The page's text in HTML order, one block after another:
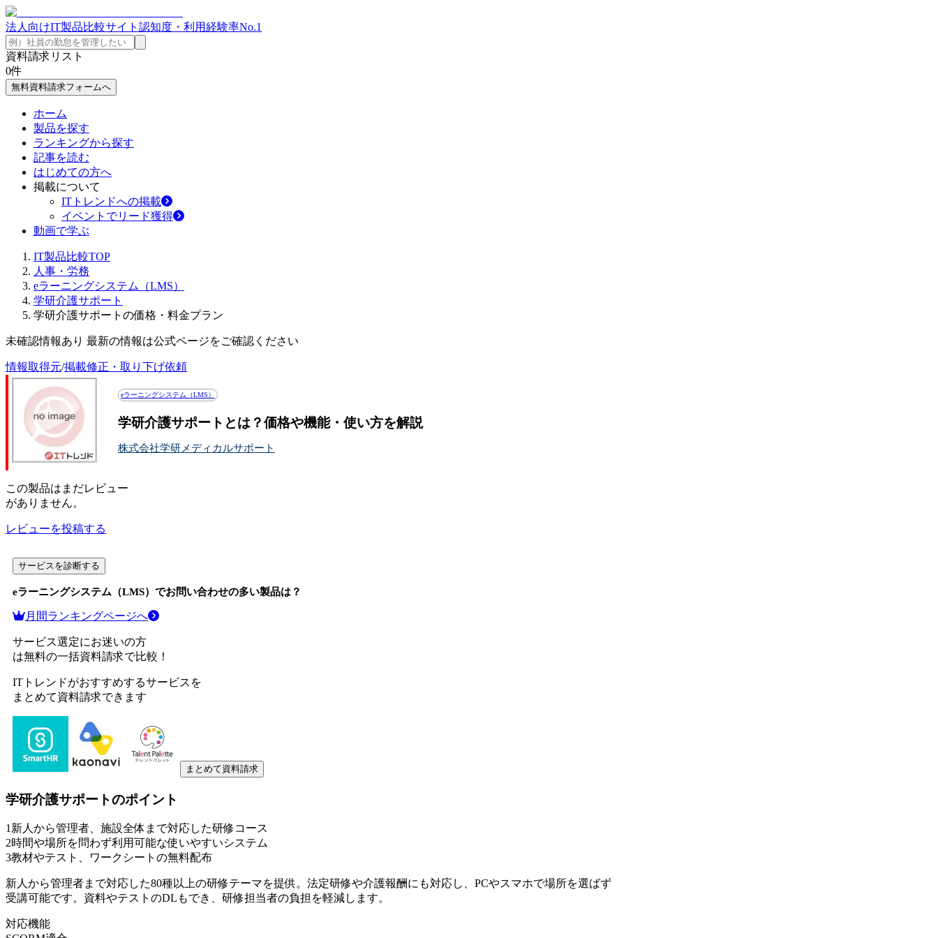
法人向けIT製品比較サイト 認知度・利用経験率No.1
資料請求リスト
0件
無料資料請求フォームへ
ホーム
製品を探す
ランキングから探す
記事を読む
はじめての方へ
掲載について
ITトレンドへの掲載
イベントでリード獲得
動画で学ぶ
IT製品比較TOP
人事・労務
eラーニングシステム（LMS）
学研介護サポート
学研介護サポートの価格・料金プラン
未確認情報あり 最新の情報は公式ページをご確認ください
情報取得元/掲載修正・取り下げ依頼
eラーニングシステム（LMS）
学研介護サポートとは？価格や機能・使い方を解説
株式会社学研メディカルサポート
この製品はまだレビュー
がありません。
レビューを投稿する
サービスを診断する
eラーニングシステム（LMS） でお問い合わせの多い製品は？
月間ランキングページへ
サービス選定にお迷いの方
は無料の一括資料請求で比較！
ITトレンドがおすすめするサービスを
まとめて資料請求できます
まとめて資料請求
学研介護サポートのポイント
1新人から管理者、施設全体まで対応した研修コース
2時間や場所を問わず利用可能な使いやすいシステム
3教材やテスト、ワークシートの無料配布
新人から管理者まで対応した80種以上の研修テーマを提供。法定研修や介護報酬にも対応し、PCやスマホで場所を選ばず
受講可能です。資料やテストのDLもでき、研修担当者の負担を軽減します。
対応機能